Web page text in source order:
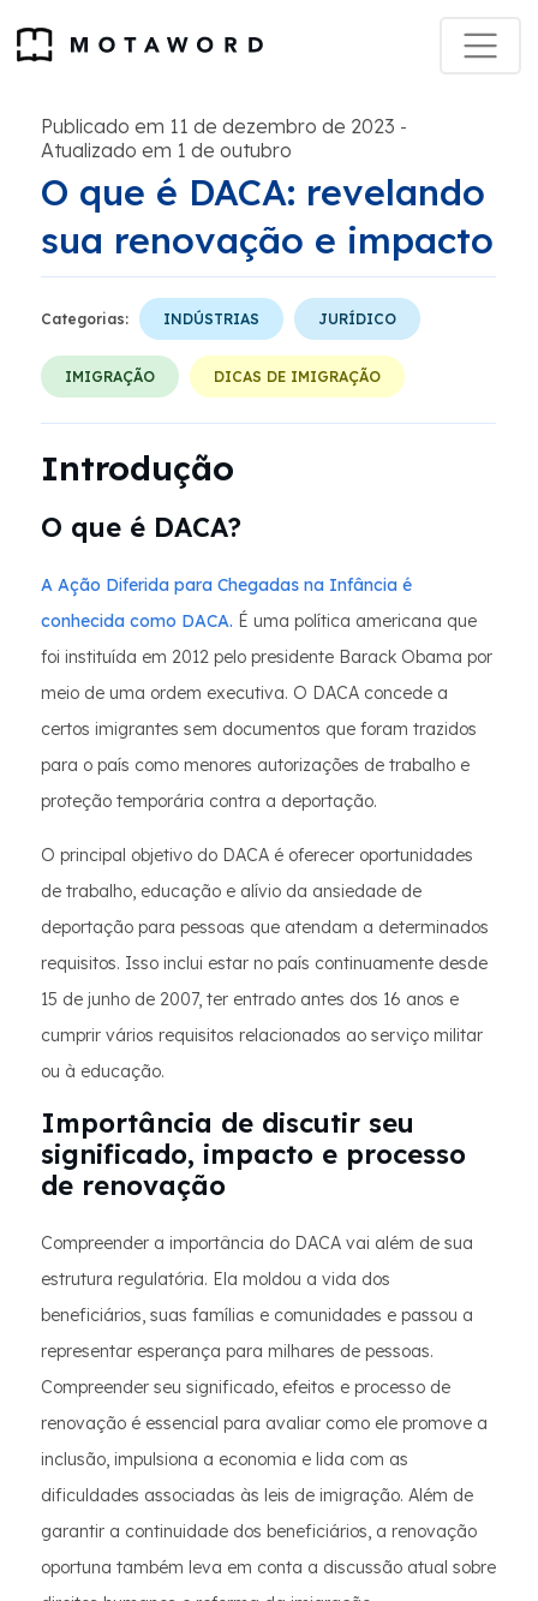
Publicado em 11 de dezembro de 2023 -
Atualizado em 1 de outubro
O que é DACA: revelando
sua renovação e impacto
Categorias: INDÚSTRIAS JURÍDICO
IMIGRAÇÃO DICAS DE IMIGRAÇÃO
Introdução
O que é DACA?
A Ação Diferida para Chegadas na Infância é
conhecida como DACA. É uma política americana que
foi instituída em 2012 pelo presidente Barack Obama por
meio de uma ordem executiva. O DACA concede a
certos imigrantes sem documentos que foram trazidos
para o país como menores autorizações de trabalho e
proteção temporária contra a deportação.
O principal objetivo do DACA é oferecer oportunidades
de trabalho, educação e alívio da ansiedade de
deportação para pessoas que atendam a determinados
requisitos. Isso inclui estar no país continuamente desde
15 de junho de 2007, ter entrado antes dos 16 anos e
cumprir vários requisitos relacionados ao serviço militar
ou à educação.
Importância de discutir seu
significado, impacto e processo
de renovação
Compreender a importância do DACA vai além de sua
estrutura regulatória. Ela moldou a vida dos
beneficiários, suas famílias e comunidades e passou a
representar esperança para milhares de pessoas.
Compreender seu significado, efeitos e processo de
renovação é essencial para avaliar como ele promove a
inclusão, impulsiona a economia e lida com as
dificuldades associadas às leis de imigração. Além de
garantir a continuidade dos beneficiários, a renovação
oportuna também leva em conta a discussão atual sobre